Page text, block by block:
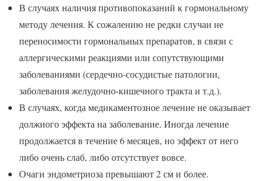
В случаях наличия противопоказаний к гормональному
методу лечения. К сожалению не редки случаи не
переносимости гормональных препаратов, в связи с
аллергическими реакциями или сопутствующими
заболеваниями (сердечно-сосудистые патологии,
заболевания желудочно-кишечного тракта и т.д.).
В случаях, когда медикаментозное лечение не оказывает
должного эффекта на заболевание. Иногда лечение
продолжается в течение 6 месяцев, но эффект от него
либо очень слаб, либо отсутствует вовсе.
Очаги эндометриоза превышают 2 см и более.